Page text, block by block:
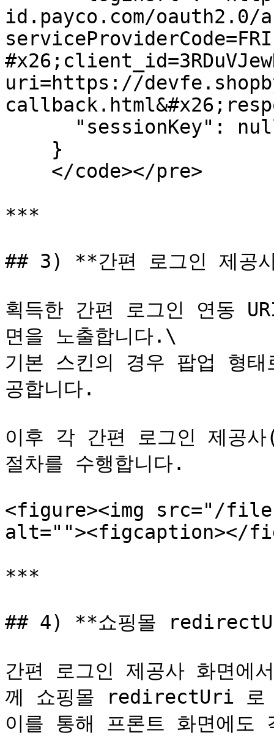
id.payco.com/oauth2.0/
uri=https://
***
## 3) **간편 로그인 제
획득한 간편 로그인 연동
면을 노출합니다.\
기본 스킨의 경우 팝업 형
공합니다.
이후 각 간편 로그인 제공
절차를 수행합니다.
<figure><img src="/files/
alt=""><figcaption></
***
## 4) **쇼핑몰
간편 로그인 제공사 화면
께 쇼핑몰 redirectUri 로
이를 통해 프론트 화면에도